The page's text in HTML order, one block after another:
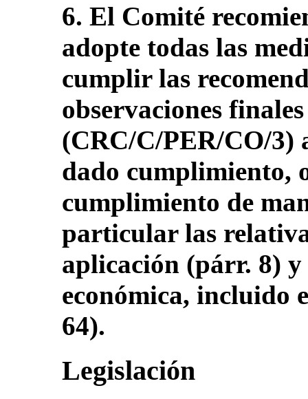
6. El Comité
adopte todas las
cumplir las
observaciones
(CRC/C/PER/CO/3)
dado cumplimiento,
cumplimiento de
particular las
aplicación (párr. 8)
económica,
64).
Legislación